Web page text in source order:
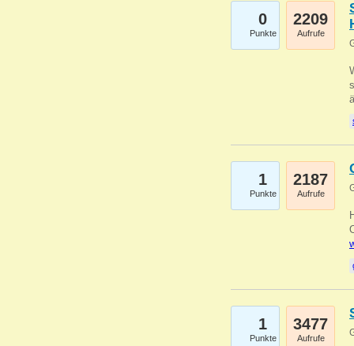
0
Punkte
2209
Aufrufe
1
Punkte
2187
Aufrufe
1
Punkte
3477
Aufrufe